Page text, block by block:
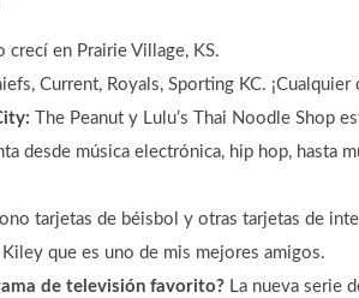
crecí en Prairie Village, KS.
Current, Royals, Sporting KC. ¡Cualquier
The Peanut y Lulu’s Thai Noodle Shop
desde música electrónica, hip hop, hasta
tarjetas de béisbol y otras tarjetas de
que es uno de mis mejores amigos.
de televisión favorito? La nueva serie